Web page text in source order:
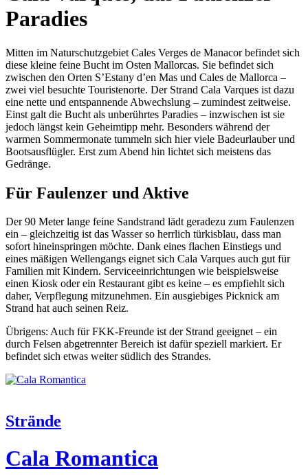
Paradies
Mitten im Naturschutzgebiet Cales Verges de Manacor befindet sich
diese kleine feine Bucht im Osten Mallorcas. Sie befindet sich
zwischen den Orten S’Estany d’en Mas und Cales de Mallorca –
zwei viel besuchte Touristenorte. Der Strand Cala Varques ist dazu
eine nette und entspannende Abwechslung – zumindest zeitweise.
Einst galt die Bucht als unberührtes Paradies – inzwischen ist sie
jedoch längst kein Geheimtipp mehr. Besonders während der
warmen Sommermonate tummeln sich hier viele Badeurlauber und
Bootsausflügler. Erst zum Abend hin lichtet sich meistens das
Gedränge.
Für Faulenzer und Aktive
Der 90 Meter lange feine Sandstrand lädt geradezu zum Faulenzen
ein – gleichzeitig ist das Wasser so herrlich türkisblau, dass man
sofort hineinspringen möchte. Dank eines flachen Einstiegs und
eines mäßigen Wellengangs eignet sich Cala Varques auch gut für
Familien mit Kindern. Serviceeinrichtungen wie beispielsweise
einen Kiosk oder ein Restaurant gibt es keine – es empfiehlt sich
daher, Verpflegung mitzunehmen. Ein ausgiebiges Picknick am
Strand hat auch seinen Reiz.
Übrigens: Auch für FKK-Freunde ist der Strand geeignet – ein
durch Felsen abgetrennter Bereich ist dafür speziell markiert. Er
befindet sich etwas weiter südlich des Strandes.
Strände
Cala Romantica